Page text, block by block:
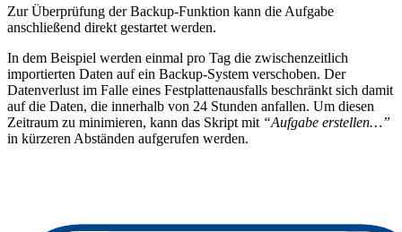
Zur Überprüfung der Backup-Funktion kann die Aufgabe
anschließend direkt gestartet werden.
In dem Beispiel werden einmal pro Tag die zwischenzeitlich
importierten Daten auf ein Backup-System verschoben. Der
Datenverlust im Falle eines Festplattenausfalls beschränkt sich damit
auf die Daten, die innerhalb von 24 Stunden anfallen. Um diesen
Zeitraum zu minimieren, kann das Skript mit “Aufgabe erstellen…”
in kürzeren Abständen aufgerufen werden.